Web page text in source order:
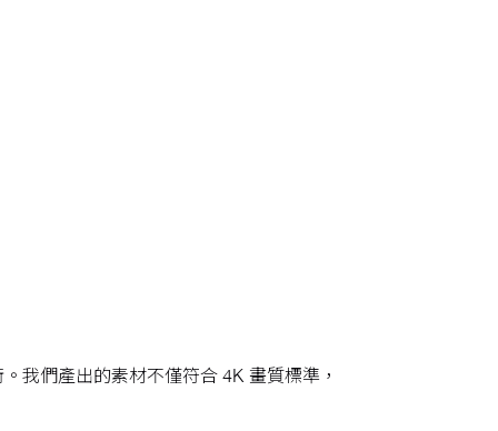
我們產出的素材不僅符合 4K 畫質標準，